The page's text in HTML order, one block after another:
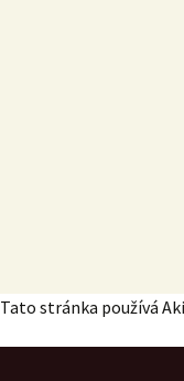
Tato stránka používá